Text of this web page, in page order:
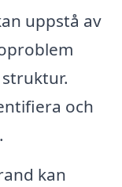
uppstå av
och
kan